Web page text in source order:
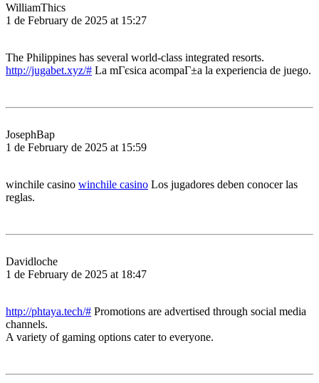
WilliamThics
1 de February de 2025 at 15:27
The Philippines has several world-class integrated resorts.
http://jugabet.xyz/# La mГєsica acompaГ±a la experiencia de juego.
JosephBap
1 de February de 2025 at 15:59
winchile casino winchile casino Los jugadores deben conocer las
reglas.
Davidloche
1 de February de 2025 at 18:47
http://phtaya.tech/# Promotions are advertised through social media
channels.
A variety of gaming options cater to everyone.